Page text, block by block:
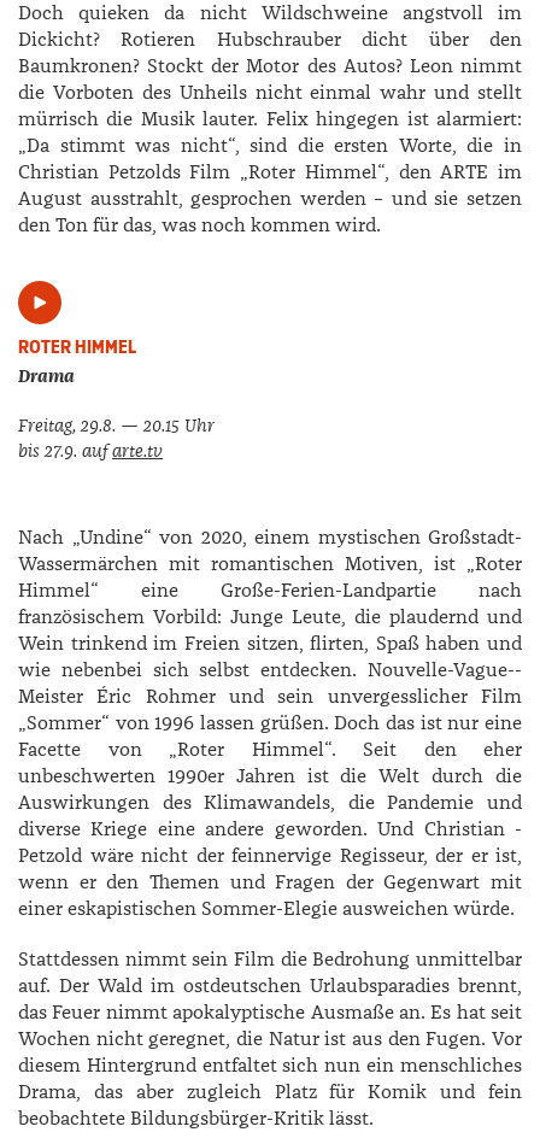
Doch quieken da nicht Wildschweine angstvoll im
Dickicht? Rotieren Hubschrauber dicht über den
Baumkronen? Stockt der Motor des Autos? Leon nimmt
die Vorboten des Unheils nicht einmal wahr und stellt
mürrisch die Musik lauter. ­Felix hingegen ist alarmiert:
„Da stimmt was nicht“, sind die ersten Worte, die in
Christian ­Petzolds Film „Roter Himmel“­, den ARTE im
August ausstrahlt, gesprochen werden – und sie setzen
den Ton für das, was noch kommen wird.
ROTER HIMMEL
Drama
Freitag, 29.8. — 20.15 Uhr
bis 27.9. aufarte.tv
Nach „Undine“ von 2020, einem mystischen Großstadt-
Wassermärchen mit romantischen Motiven, ist „Roter
Himmel“ eine Große-­Ferien-­Landpartie nach
französischem Vorbild: Junge Leute, die plaudernd und
Wein trinkend im Freien sitzen, flirten, Spaß haben und
wie nebenbei sich selbst entdecken. Nouvelle-­Vague-­
Meister ­Éric ­Rohmer und sein unvergesslicher Film
„Sommer“ von 1996 lassen grüßen. Doch das ist nur eine
Facette von „Roter Himmel“. Seit den eher
unbeschwerten 1990er Jahren ist die Welt durch die
Auswirkungen des Klimawandels, die Pandemie und
diverse Kriege eine andere geworden. Und ­Christian ­
Petzold wäre nicht der feinnervige Regisseur, der er ist,
wenn er den Themen und Fragen der Gegenwart mit
einer eskapistischen Sommer-­Elegie ausweichen würde.
Stattdessen nimmt sein Film die Bedrohung unmittelbar
auf. Der Wald im ostdeutschen Urlaubsparadies brennt,
das Feuer nimmt apokalyptische Ausmaße an. Es hat seit
Wochen nicht geregnet, die Natur ist aus den Fugen. Vor
diesem Hintergrund entfaltet sich nun ein menschliches
Drama, das aber zugleich Platz für Komik und fein
beobachtete Bildungsbürger-Kritik lässt.